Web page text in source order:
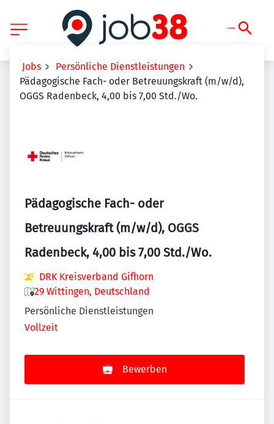
Jobs
Persönliche Dienstleistungen
Pädagogische Fach- oder Betreuungskraft (m/w/d),
OGGS Radenbeck, 4,00 bis 7,00 Std./Wo.
Pädagogische Fach- oder
Betreuungskraft (m/w/d), OGGS
Radenbeck, 4,00 bis 7,00 Std./Wo.
DRK Kreisverband Gifhorn
29 Wittingen, Deutschland
Persönliche Dienstleistungen
Vollzeit
Bewerben